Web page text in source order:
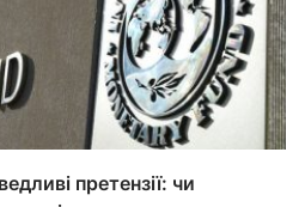
претензії: чи